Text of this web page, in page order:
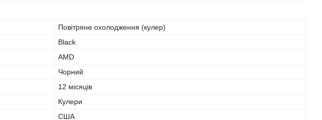
Повітряне охолодження (кулер)
Black
AMD
Чорний
12 місяців
Кулери
США